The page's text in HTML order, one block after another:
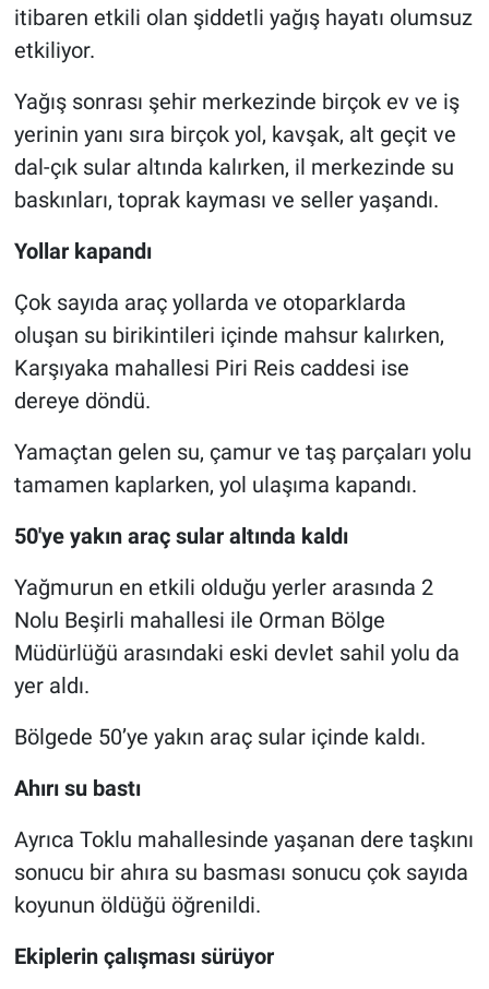
itibaren etkili olan şiddetli yağış hayatı olumsuz
etkiliyor.
Yağış sonrası şehir merkezinde birçok ev ve iş
yerinin yanı sıra birçok yol, kavşak, alt geçit ve
dal-çık sular altında kalırken, il merkezinde su
baskınları, toprak kayması ve seller yaşandı.
Yollar kapandı
Çok sayıda araç yollarda ve otoparklarda
oluşan su birikintileri içinde mahsur kalırken,
Karşıyaka mahallesi Piri Reis caddesi ise
dereye döndü.
Yamaçtan gelen su, çamur ve taş parçaları yolu
tamamen kaplarken, yol ulaşıma kapandı.
50'ye yakın araç sular altında kaldı
Yağmurun en etkili olduğu yerler arasında 2
Nolu Beşirli mahallesi ile Orman Bölge
Müdürlüğü arasındaki eski devlet sahil yolu da
yer aldı.
Bölgede 50’ye yakın araç sular içinde kaldı.
Ahırı su bastı
Ayrıca Toklu mahallesinde yaşanan dere taşkını
sonucu bir ahıra su basması sonucu çok sayıda
koyunun öldüğü öğrenildi.
Ekiplerin çalışması sürüyor